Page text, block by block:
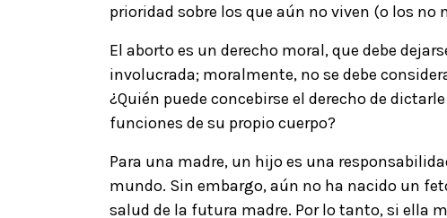
prioridad sobre los que aún no viven (o los no
El aborto es un derecho moral, que debe
involucrada; moralmente, no se debe
¿Quién puede concebirse el derecho de
funciones de su propio cuerpo?
Para una madre, un hijo es una
mundo. Sin embargo, aún no ha nacido un
salud de la futura madre. Por lo tanto, si ella